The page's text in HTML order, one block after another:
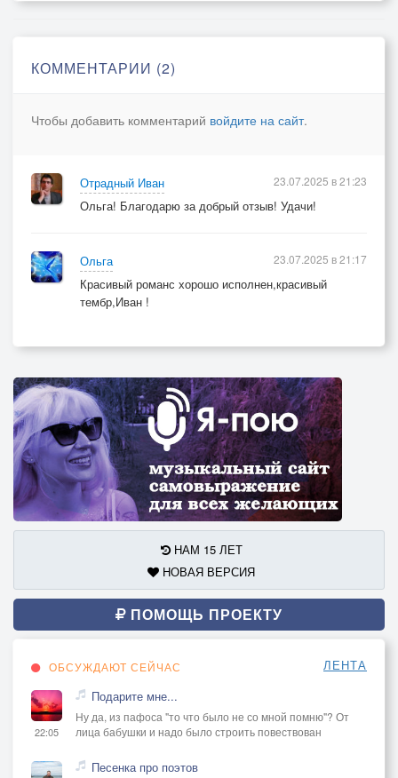
КОММЕНТАРИИ (2)
Чтобы добавить комментарий войдите на сайт.
Отрадный Иван
Ольга! Благодарю за добрый отзыв! Удачи!
23.07.2025 в 21:23
Ольга
Красивый романс хорошо исполнен,красивый
тембр,Иван !
23.07.2025 в 21:17
НАМ 15 ЛЕТ
НОВАЯ ВЕРСИЯ
ПОМОЩЬ ПРОЕКТУ
ОБСУЖДАЮТ СЕЙЧАС ЛЕНТА
22:05
Подарите мне...
Ну да, из пафоса "то что было не со мной помню"? От
лица бабушки и надо было строить повествован
Песенка про поэтов